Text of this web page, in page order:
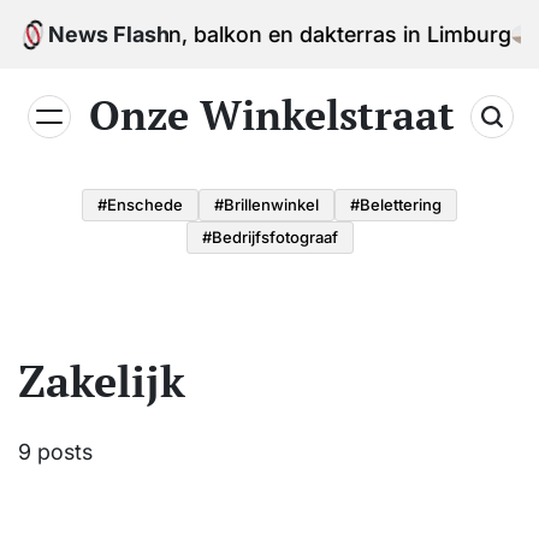
Skip
News Flash
voor tuin, balkon en dakterras in Limburg
Onze Winkelstraat
#enschede #brillenwinkel
#belettering
#bedrijfsfotograaf
Zakelijk
9 posts